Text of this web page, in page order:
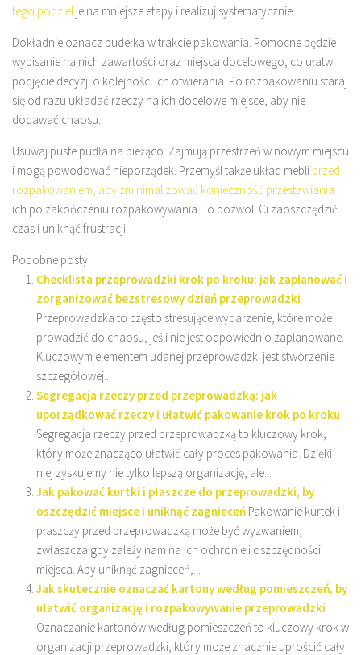
tego podziel je na mniejsze etapy i realizuj systematycznie.
Dokładnie oznacz pudełka w trakcie pakowania. Pomocne będzie
wypisanie na nich zawartości oraz miejsca docelowego, co ułatwi
podjęcie decyzji o kolejności ich otwierania. Po rozpakowaniu staraj
się od razu układać rzeczy na ich docelowe miejsce, aby nie
dodawać chaosu.
Usuwaj puste pudła na bieżąco. Zajmują przestrzeń w nowym miejscu
i mogą powodować nieporządek. Przemyśl także układ mebli przed
rozpakowaniem, aby zminimalizować konieczność przestawiania
ich po zakończeniu rozpakowywania. To pozwoli Ci zaoszczędzić
czas i uniknąć frustracji.
Podobne posty:
Checklista przeprowadzki krok po kroku: jak zaplanować i
zorganizować bezstresowy dzień przeprowadzki
Przeprowadzka to często stresujące wydarzenie, które może
prowadzić do chaosu, jeśli nie jest odpowiednio zaplanowane.
Kluczowym elementem udanej przeprowadzki jest stworzenie
szczegółowej...
Segregacja rzeczy przed przeprowadzką: jak
uporządkować rzeczy i ułatwić pakowanie krok po kroku
Segregacja rzeczy przed przeprowadzką to kluczowy krok,
który może znacząco ułatwić cały proces pakowania. Dzięki
niej zyskujemy nie tylko lepszą organizację, ale...
Jak pakować kurtki i płaszcze do przeprowadzki, by
oszczędzić miejsce i uniknąć zagnieceń Pakowanie kurtek i
płaszczy przed przeprowadzką może być wyzwaniem,
zwłaszcza gdy zależy nam na ich ochronie i oszczędności
miejsca. Aby uniknąć zagnieceń,...
Jak skutecznie oznaczać kartony według pomieszczeń, by
ułatwić organizację i rozpakowywanie przeprowadzki
Oznaczanie kartonów według pomieszczeń to kluczowy krok w
organizacji przeprowadzki, który może znacznie uprościć cały